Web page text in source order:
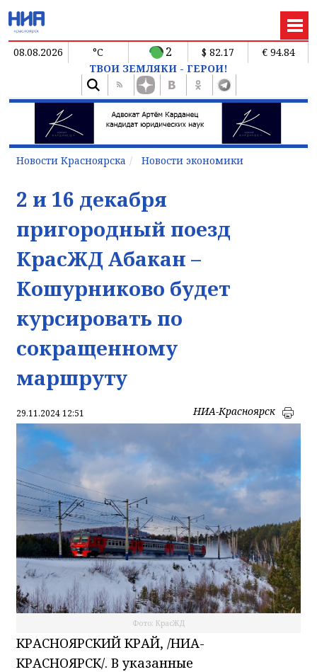
08.08.2026 °C 2 $ 82.17
€ 94.84
ТВОИ ЗЕМЛЯКИ - ГЕРОИ!
Новости Красноярска Новости экономики
2 и 16 декабря
пригородный поезд
КрасЖД Абакан –
Кошурниково будет
курсировать по
сокращенному
маршруту
29.11.2024 12:51 НИА-Красноярск
Фото: КрасЖД
КРАСНОЯРСКИЙ КРАЙ, /НИА-
КРАСНОЯРСК/. В указанные